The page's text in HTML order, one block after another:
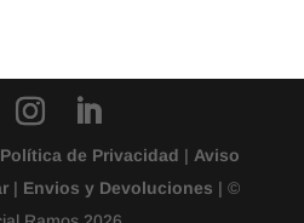
Política de Privacidad | Aviso
| Envios y Devoluciones | ©